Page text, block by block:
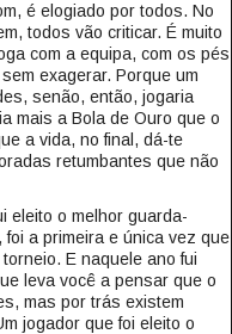
é elogiado por todos. No
todos vão criticar. É muito
com a equipa, com os pés
exagerar. Porque um
senão, então, jogaria
mais a Bola de Ouro que o
a vida, no final, dá-te
retumbantes que não
eleito o melhor guarda-
a primeira e única vez que
E naquele ano fui
leva você a pensar que o
mas por trás existem
jogador que foi eleito o